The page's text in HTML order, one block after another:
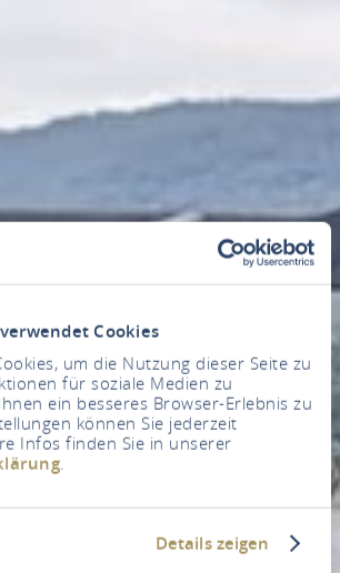
Cookies
um die Nutzung dieser Seite zu
für soziale Medien zu
ein besseres Browser-Erlebnis zu
können Sie jederzeit
Infos finden Sie in unserer
.
Details zeigen